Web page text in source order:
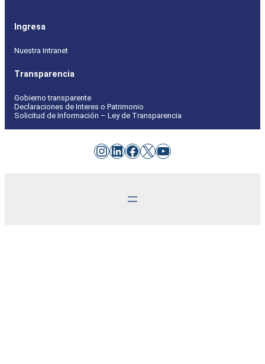
Ingresa
Nuestra Intranet
Transparencia
Gobierno transparente
Declaraciones de Interes o Patrimonio
Solicitud de Información – Ley de Transparencia
Instagram
LinkedIn
Facebook
X YouTube